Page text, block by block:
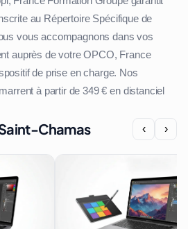
au Répertoire Spécifique de
vous accompagnons dans vos
auprès de votre OPCO, France
de prise en charge. Nos
à partir de 349 € en distanciel
Chamas ‹ ›